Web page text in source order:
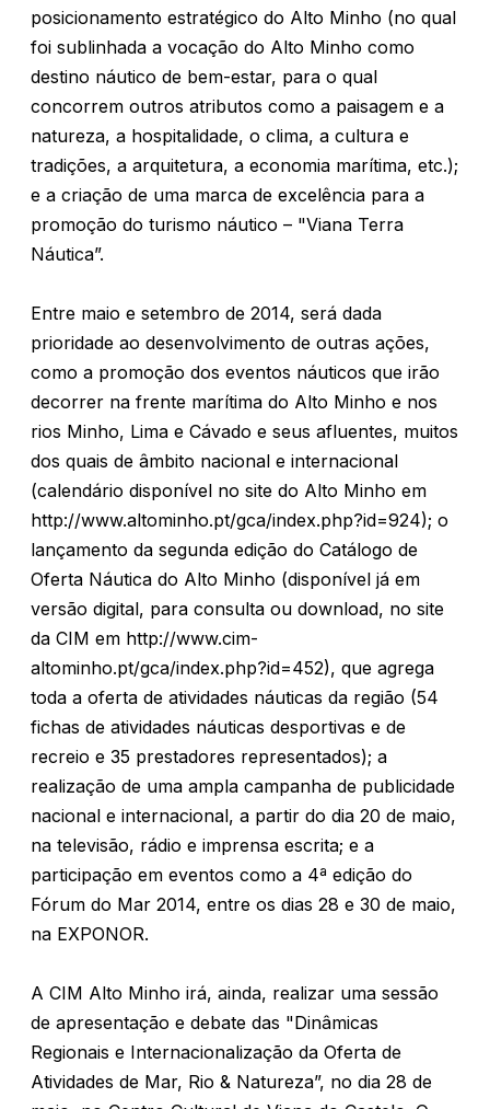
posicionamento estratégico do Alto Minho (no qual
foi sublinhada a vocação do Alto Minho como
destino náutico de bem-estar, para o qual
concorrem outros atributos como a paisagem e a
natureza, a hospitalidade, o clima, a cultura e
tradições, a arquitetura, a economia marítima, etc.);
e a criação de uma marca de excelência para a
promoção do turismo náutico – "Viana Terra
Náutica”.
Entre maio e setembro de 2014, será dada
prioridade ao desenvolvimento de outras ações,
como a promoção dos eventos náuticos que irão
decorrer na frente marítima do Alto Minho e nos
rios Minho, Lima e Cávado e seus afluentes, muitos
dos quais de âmbito nacional e internacional
(calendário disponível no site do Alto Minho em
http://www.altominho.pt/gca/index.php?id=924); o
lançamento da segunda edição do Catálogo de
Oferta Náutica do Alto Minho (disponível já em
versão digital, para consulta ou download, no site
da CIM em http://www.cim-
altominho.pt/gca/index.php?id=452), que agrega
toda a oferta de atividades náuticas da região (54
fichas de atividades náuticas desportivas e de
recreio e 35 prestadores representados); a
realização de uma ampla campanha de publicidade
nacional e internacional, a partir do dia 20 de maio,
na televisão, rádio e imprensa escrita; e a
participação em eventos como a 4ª edição do
Fórum do Mar 2014, entre os dias 28 e 30 de maio,
na EXPONOR.
A CIM Alto Minho irá, ainda, realizar uma sessão
de apresentação e debate das "Dinâmicas
Regionais e Internacionalização da Oferta de
Atividades de Mar, Rio & Natureza”, no dia 28 de